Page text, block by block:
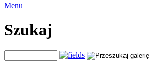
Menu
Szukaj